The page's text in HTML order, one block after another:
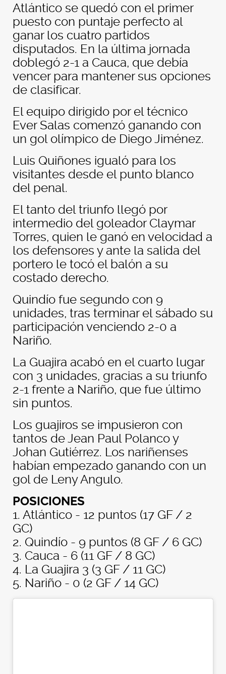
Atlántico se quedó con el primer
puesto con puntaje perfecto al
ganar los cuatro partidos
disputados. En la última jornada
doblegó 2-1 a Cauca, que debía
vencer para mantener sus opciones
de clasificar.
El equipo dirigido por el técnico
Ever Salas comenzó ganando con
un gol olímpico de Diego Jiménez.
Luis Quiñones igualó para los
visitantes desde el punto blanco
del penal.
El tanto del triunfo llegó por
intermedio del goleador Claymar
Torres, quien le ganó en velocidad a
los defensores y ante la salida del
portero le tocó el balón a su
costado derecho.
Quindío fue segundo con 9
unidades, tras terminar el sábado su
participación venciendo 2-0 a
Nariño.
La Guajira acabó en el cuarto lugar
con 3 unidades, gracias a su triunfo
2-1 frente a Nariño, que fue último
sin puntos.
Los guajiros se impusieron con
tantos de Jean Paul Polanco y
Johan Gutiérrez. Los nariñenses
habían empezado ganando con un
gol de Leny Angulo.
POSICIONES
1. Atlántico - 12 puntos (17 GF / 2
GC)
2. Quindío - 9 puntos (8 GF / 6 GC)
3. Cauca - 6 (11 GF / 8 GC)
4. La Guajira 3 (3 GF / 11 GC)
5. Nariño - 0 (2 GF / 14 GC)